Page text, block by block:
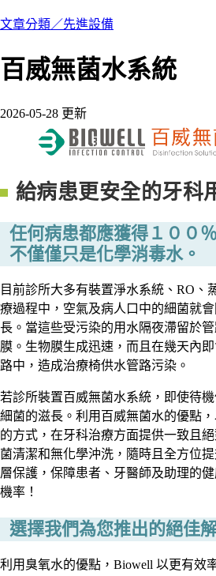
文章分類／先進設備
百威無菌水系統
2026-05-28 更新
給病患更安全的牙科
任何病患都應獲得１００
不僅僅只是化學消毒水。
目前診所大多有裝置淨水系統、RO、
療過程中，空氣及病人口中的細菌就
長。當這些受污染的用水隔夜滯留於
膜。生物膜生成迅速，而且在幾天內
路中，造成治療椅供水管路污染。
若診所裝置百威無菌水系統，即使待
細菌的滋長。利用百威無菌水的優點
的方式，在牙科治療方面提供一致且
菌清潔和無化學沖洗，隨時且全方位
層保護，保障患者、牙醫師及助理的
機率！
選擇我們為您推出的絕佳
利用臭氧水的優點，Biowell 以更有效